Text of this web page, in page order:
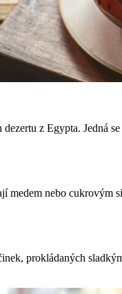
z Egypta. Jedná
medem nebo cukrovým
prokládaných